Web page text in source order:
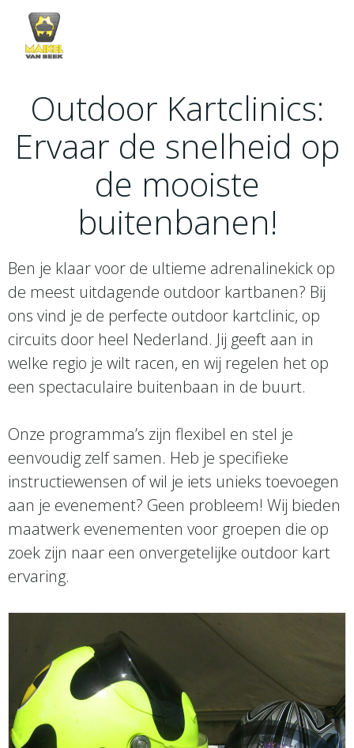
Outdoor Kartclinics:
Ervaar de snelheid op
de mooiste
buitenbanen!
Ben je klaar voor de ultieme adrenalinekick op
de meest uitdagende outdoor kartbanen? Bij
ons vind je de perfecte outdoor kartclinic, op
circuits door heel Nederland. Jij geeft aan in
welke regio je wilt racen, en wij regelen het op
een spectaculaire buitenbaan in de buurt.
Onze programma’s zijn flexibel en stel je
eenvoudig zelf samen. Heb je specifieke
instructiewensen of wil je iets unieks toevoegen
aan je evenement? Geen probleem! Wij bieden
maatwerk evenementen voor groepen die op
zoek zijn naar een onvergetelijke outdoor kart
ervaring.